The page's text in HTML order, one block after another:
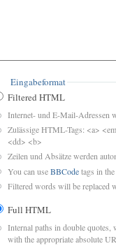
Eingabeformat
Filtered HTML
Internet- und E-Mail-Adressen
Zulässige HTML-Tags: <a>
<dd> <b>
Zeilen und Absätze werden
You can useBBCodetags in
Filtered words will be replaced
Full HTML
Internal paths in double quotes,
with the appropriate absolute